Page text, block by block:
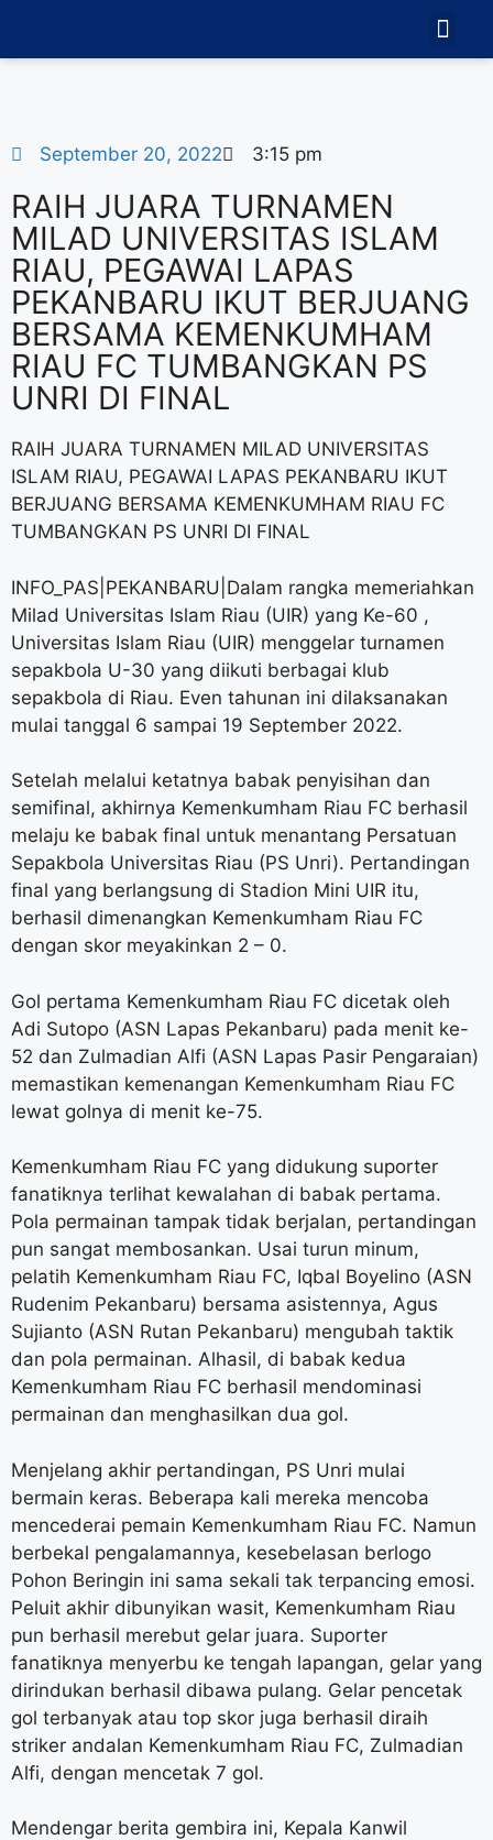
September 20, 2022 3:15 pm
RAIH JUARA TURNAMEN
MILAD UNIVERSITAS ISLAM
RIAU, PEGAWAI LAPAS
PEKANBARU IKUT BERJUANG
BERSAMA KEMENKUMHAM
RIAU FC TUMBANGKAN PS
UNRI DI FINAL
RAIH JUARA TURNAMEN MILAD UNIVERSITAS
ISLAM RIAU, PEGAWAI LAPAS PEKANBARU IKUT
BERJUANG BERSAMA KEMENKUMHAM RIAU FC
TUMBANGKAN PS UNRI DI FINAL
INFO_PAS|PEKANBARU|Dalam rangka memeriahkan
Milad Universitas Islam Riau (UIR) yang Ke-60 ,
Universitas Islam Riau (UIR) menggelar turnamen
sepakbola U-30 yang diikuti berbagai klub
sepakbola di Riau. Even tahunan ini dilaksanakan
mulai tanggal 6 sampai 19 September 2022.
Setelah melalui ketatnya babak penyisihan dan
semifinal, akhirnya Kemenkumham Riau FC berhasil
melaju ke babak final untuk menantang Persatuan
Sepakbola Universitas Riau (PS Unri). Pertandingan
final yang berlangsung di Stadion Mini UIR itu,
berhasil dimenangkan Kemenkumham Riau FC
dengan skor meyakinkan 2 – 0.
Gol pertama Kemenkumham Riau FC dicetak oleh
Adi Sutopo (ASN Lapas Pekanbaru) pada menit ke-
52 dan Zulmadian Alfi (ASN Lapas Pasir Pengaraian)
memastikan kemenangan Kemenkumham Riau FC
lewat golnya di menit ke-75.
Kemenkumham Riau FC yang didukung suporter
fanatiknya terlihat kewalahan di babak pertama.
Pola permainan tampak tidak berjalan, pertandingan
pun sangat membosankan. Usai turun minum,
pelatih Kemenkumham Riau FC, Iqbal Boyelino (ASN
Rudenim Pekanbaru) bersama asistennya, Agus
Sujianto (ASN Rutan Pekanbaru) mengubah taktik
dan pola permainan. Alhasil, di babak kedua
Kemenkumham Riau FC berhasil mendominasi
permainan dan menghasilkan dua gol.
Menjelang akhir pertandingan, PS Unri mulai
bermain keras. Beberapa kali mereka mencoba
mencederai pemain Kemenkumham Riau FC. Namun
berbekal pengalamannya, kesebelasan berlogo
Pohon Beringin ini sama sekali tak terpancing emosi.
Peluit akhir dibunyikan wasit, Kemenkumham Riau
pun berhasil merebut gelar juara. Suporter
fanatiknya menyerbu ke tengah lapangan, gelar yang
dirindukan berhasil dibawa pulang. Gelar pencetak
gol terbanyak atau top skor juga berhasil diraih
striker andalan Kemenkumham Riau FC, Zulmadian
Alfi, dengan mencetak 7 gol.
Mendengar berita gembira ini, Kepala Kanwil